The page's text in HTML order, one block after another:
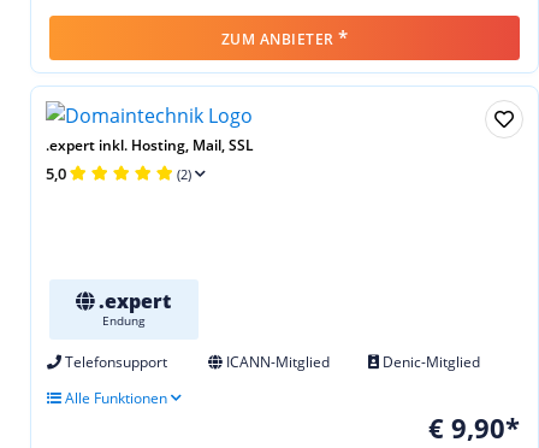
ZUM ANBIETER *
.expert inkl. Hosting, Mail, SSL
5,0 (2)
.expert
Endung
Telefonsupport ICANN-Mitglied
Denic-Mitglied
Alle Funktionen
€ 9,90*